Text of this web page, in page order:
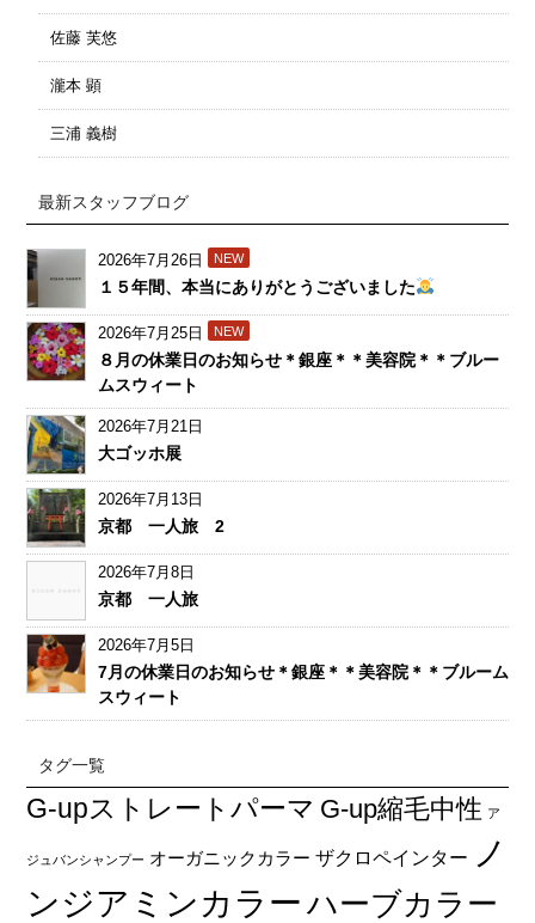
佐藤 芙悠
瀧本 顕
三浦 義樹
最新スタッフブログ
2026年7月26日 NEW
１５年間、本当にありがとうございました
2026年7月25日 NEW
８月の休業日のお知らせ＊銀座＊＊美容院＊＊ブルー
ムスウィート
2026年7月21日
大ゴッホ展
2026年7月13日
京都 一人旅 2
2026年7月8日
京都 一人旅
2026年7月5日
7月の休業日のお知らせ＊銀座＊＊美容院＊＊ブルーム
スウィート
タグ一覧
G-upストレートパーマ G-up縮毛中性 ア
ジュバンシャンプー オーガニックカラー ザクロペインター
ノ
ンジアミンカラー ハーブカラー